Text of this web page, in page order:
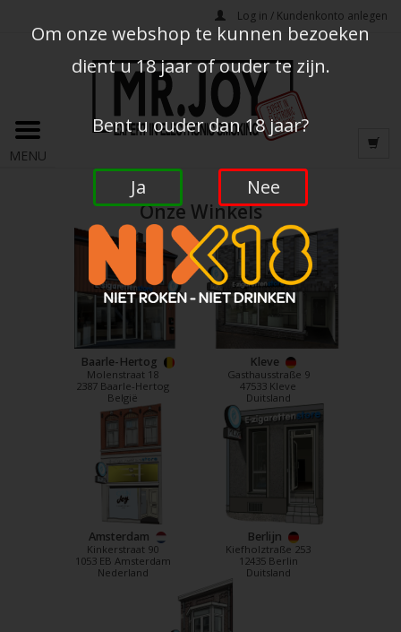
Log in / Kundenkonto anlegen
MENU
Onze Winkels
Baarle-Hertog
Molenstraat 18
2387 Baarle-Hertog
België
Kleve
Gasthausstraße 9
47533 Kleve
Duitsland
Amsterdam
Kinkerstraat 90
1053 EB Amsterdam
Nederland
Berlijn
Kiefholztraße 253
12435 Berlin
Duitsland
Om onze webshop te kunnen bezoeken
dient u 18 jaar of ouder te zijn.
Bent u ouder dan 18 jaar?
Ja Nee